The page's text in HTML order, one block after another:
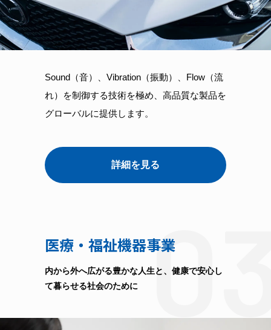
Sound（音）、Vibration（振動）、Flow（流
れ）を制御する技術を極め、高品質な製品を
グローバルに提供します。
詳細を見る
医療・福祉機器事業
内から外へ広がる豊かな人生と、健康で安心し
て暮らせる社会のために